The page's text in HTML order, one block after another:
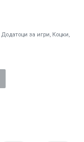
Додатоци за игри, Коцки,